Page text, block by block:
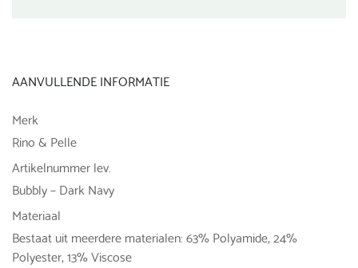
AANVULLENDE INFORMATIE
Merk
Rino & Pelle
Artikelnummer lev.
Bubbly – Dark Navy
Materiaal
Bestaat uit meerdere materialen: 63% Polyamide, 24%
Polyester, 13% Viscose